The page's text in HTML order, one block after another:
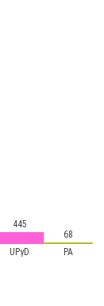
UPyD PA
445
68